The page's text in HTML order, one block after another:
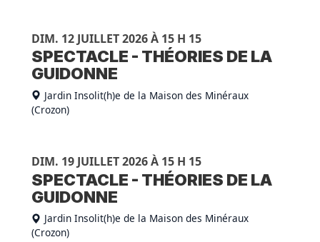
DIM. 12 JUILLET 2026 À 15 H 15
SPECTACLE - THÉORIES DE LA
GUIDONNE
Jardin Insolit(h)e de la Maison des Minéraux
(Crozon)
DIM. 19 JUILLET 2026 À 15 H 15
SPECTACLE - THÉORIES DE LA
GUIDONNE
Jardin Insolit(h)e de la Maison des Minéraux
(Crozon)